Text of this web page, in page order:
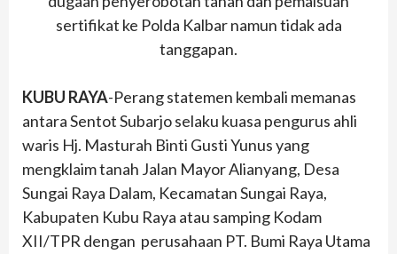
sertifikat ke Polda Kalbar namun tidak ada
tanggapan.
KUBU RAYA-Perang statemen kembali memanas
antara Sentot Subarjo selaku kuasa pengurus ahli
waris Hj. Masturah Binti Gusti Yunus yang
mengklaim tanah Jalan Mayor Alianyang, Desa
Sungai Raya Dalam, Kecamatan Sungai Raya,
Kabupaten Kubu Raya atau samping Kodam
XII/TPR dengan perusahaan PT. Bumi Raya Utama